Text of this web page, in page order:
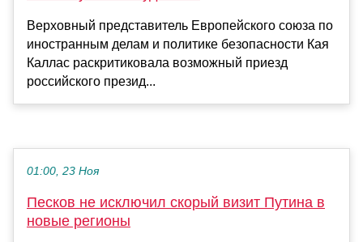
Верховный представитель Европейского союза по
иностранным делам и политике безопасности Кая
Каллас раскритиковала возможный приезд
российского презид...
01:00, 23 Ноя
Песков не исключил скорый визит Путина в
новые регионы